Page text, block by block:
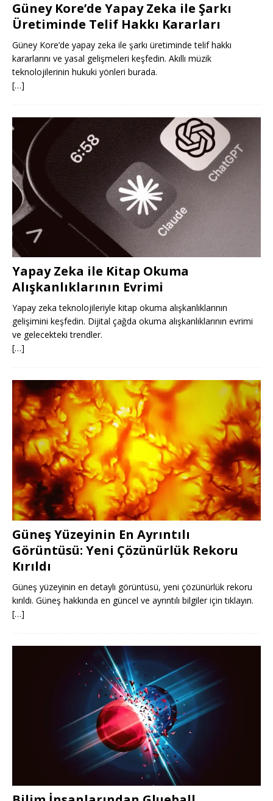
Güney Kore’de Yapay Zeka ile Şarkı
Üretiminde Telif Hakkı Kararları
Güney Kore’de yapay zeka ile şarkı üretiminde telif hakkı
kararlarını ve yasal gelişmeleri keşfedin. Akıllı müzik
teknolojilerinin hukuki yönleri burada.
[…]
Yapay Zeka ile Kitap Okuma
Alışkanlıklarının Evrimi
Yapay zeka teknolojileriyle kitap okuma alışkanlıklarının
gelişimini keşfedin. Dijital çağda okuma alışkanlıklarının evrimi
ve gelecekteki trendler.
[…]
Güneş Yüzeyinin En Ayrıntılı
Görüntüsü: Yeni Çözünürlük Rekoru
Kırıldı
Güneş yüzeyinin en detaylı görüntüsü, yeni çözünürlük rekoru
kırıldı. Güneş hakkında en güncel ve ayrıntılı bilgiler için tıklayın.
[…]